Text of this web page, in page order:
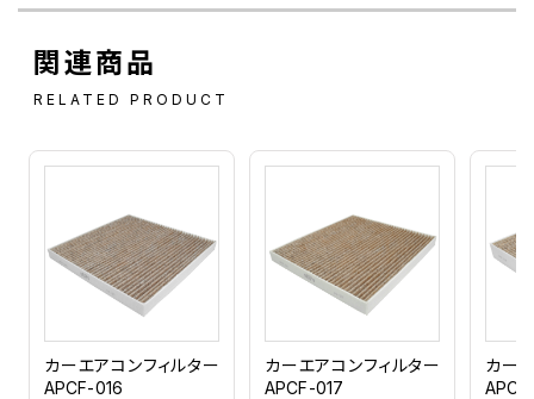
関連商品
RELATED PRODUCT
カーエアコンフィルター
APCF-016
カーエアコンフィルター
APCF-017
カー